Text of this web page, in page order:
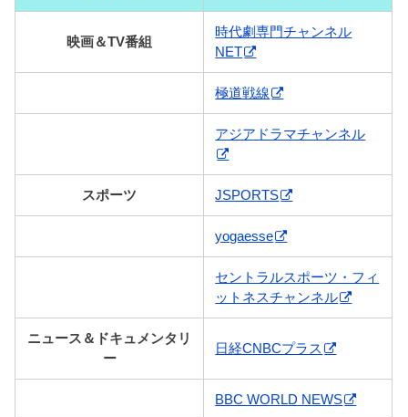
映画＆TV番組
時代劇専門チャンネル
NET
極道戦線
アジアドラマチャンネル
スポーツ JSPORTS
yogaesse
セントラルスポーツ・フィ
ットネスチャンネル
ニュース＆ドキュメンタリ
ー
日経CNBCプラス
BBC WORLD NEWS